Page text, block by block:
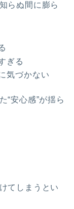
らぬ間に膨ら
ぎる
気づかない
“安心感”が揺ら
てしまうとい